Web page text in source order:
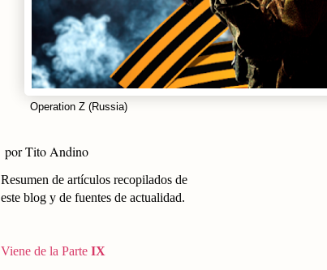
Operation Z (Russia)
por Tito Andino
Resumen de artículos recopilados de
este blog y de fuentes de actualidad.
Viene de la Parte IX